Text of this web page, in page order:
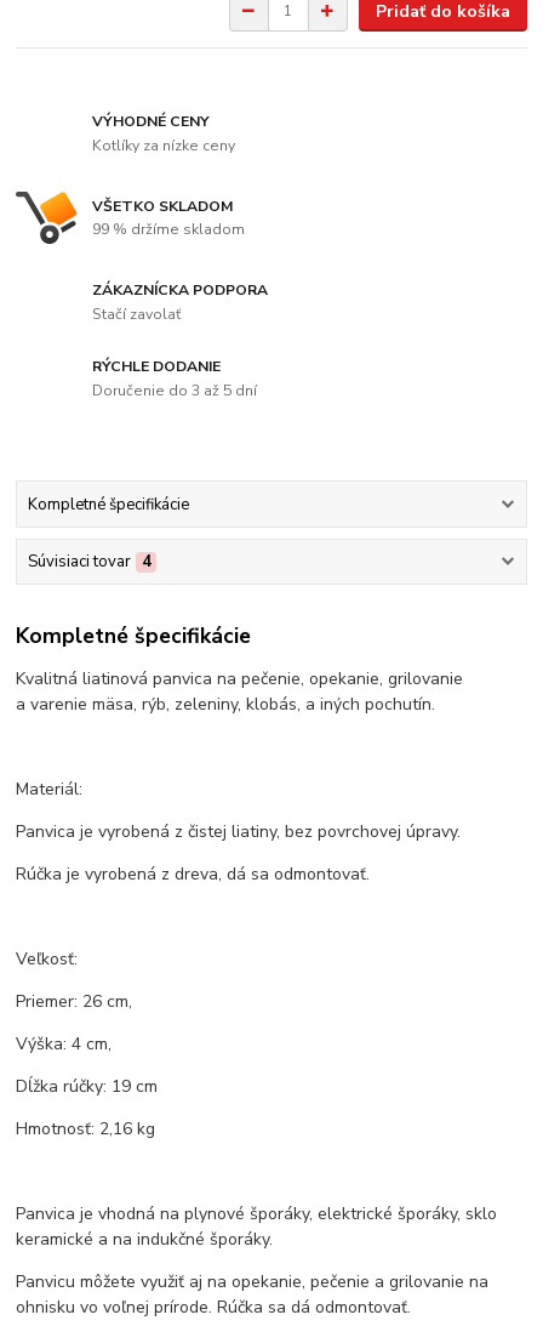
Pridať do košíka
VÝHODNÉ CENY
Kotlíky za nízke ceny
VŠETKO SKLADOM
99 % držíme skladom
ZÁKAZNÍCKA PODPORA
Stačí zavolať
RÝCHLE DODANIE
Doručenie do 3 až 5 dní
Kompletné špecifikácie
Súvisiaci tovar 4
Kompletné špecifikácie
Kvalitná liatinová panvica na pečenie, opekanie, grilovanie
a varenie mäsa, rýb, zeleniny, klobás, a iných pochutín.
Materiál:
Panvica je vyrobená z čistej liatiny, bez povrchovej úpravy.
Rúčka je vyrobená z dreva, dá sa odmontovať.
Veľkosť:
Priemer: 26 cm,
Výška: 4 cm,
Dĺžka rúčky: 19 cm
Hmotnosť: 2,16 kg
Panvica je vhodná na plynové šporáky, elektrické šporáky, sklo
keramické a na indukčné šporáky.
Panvicu môžete využiť aj na opekanie, pečenie a grilovanie na
ohnisku vo voľnej prírode. Rúčka sa dá odmontovať.